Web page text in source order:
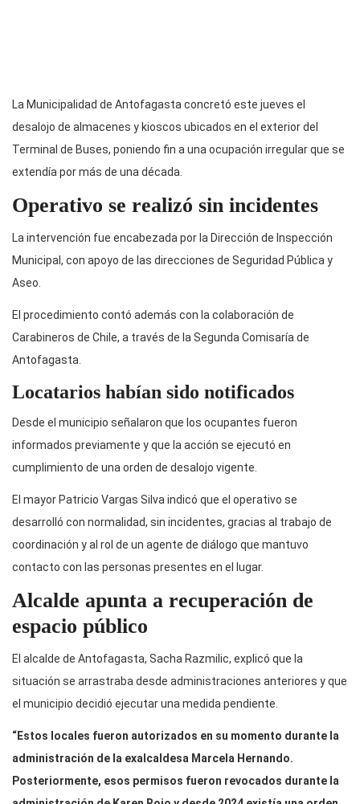
La Municipalidad de Antofagasta concretó este jueves el
desalojo de almacenes y kioscos ubicados en el exterior del
Terminal de Buses, poniendo fin a una ocupación irregular que se
extendía por más de una década.
Operativo se realizó sin incidentes
La intervención fue encabezada por la Dirección de Inspección
Municipal, con apoyo de las direcciones de Seguridad Pública y
Aseo.
El procedimiento contó además con la colaboración de
Carabineros de Chile, a través de la Segunda Comisaría de
Antofagasta.
Locatarios habían sido notificados
Desde el municipio señalaron que los ocupantes fueron
informados previamente y que la acción se ejecutó en
cumplimiento de una orden de desalojo vigente.
El mayor Patricio Vargas Silva indicó que el operativo se
desarrolló con normalidad, sin incidentes, gracias al trabajo de
coordinación y al rol de un agente de diálogo que mantuvo
contacto con las personas presentes en el lugar.
Alcalde apunta a recuperación de
espacio público
El alcalde de Antofagasta, Sacha Razmilic, explicó que la
situación se arrastraba desde administraciones anteriores y que
el municipio decidió ejecutar una medida pendiente.
“Estos locales fueron autorizados en su momento durante la
administración de la exalcaldesa Marcela Hernando.
Posteriormente, esos permisos fueron revocados durante la